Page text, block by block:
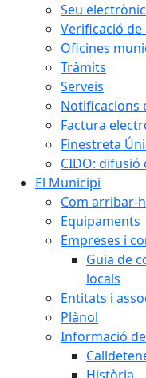
Seu
Verificació
Oficines
Tràmits
Serveis
Notificacions
Factura
Finestreta
CIDO:
El Municipi
Com arribar-
Equipaments
Empreses i
Guia de
locals
Entitats i
Plànol
Informació